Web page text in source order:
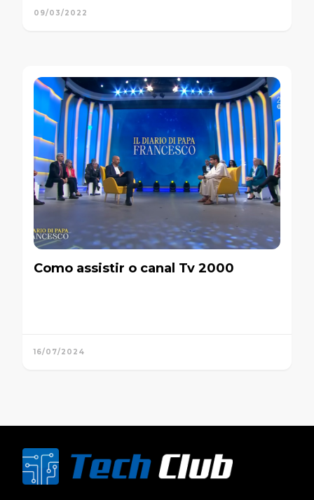
09/03/2022
Como assistir o canal Tv 2000
16/07/2024